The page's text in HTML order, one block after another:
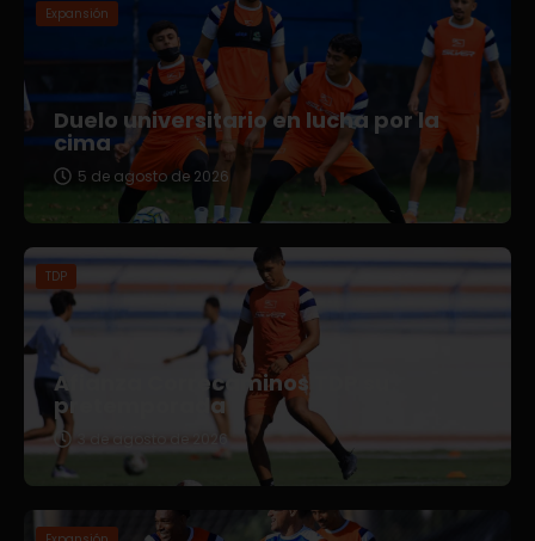
Expansión
Duelo universitario en lucha por la
cima
5 de agosto de 2026
TDP
Afianza Correcaminos TDP su
pretemporada
3 de agosto de 2026